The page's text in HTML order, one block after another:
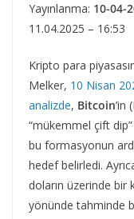
Yayınlanma: 10-04-
11.04.2025 – 16:53
Kripto para
Melker, 10 Nisan
analizde, Bitcoin’in
“mükemmel çift
bu formasyonun
hedef belirledi.
doların üzerinde bir
yönünde tahminde